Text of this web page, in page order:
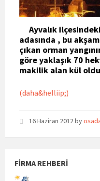
Ayvalık
adasında , bu
çıkan orman
göre yaklaşık 70
makilik alan kül
(daha&helliip;)
16 Haziran 2012by
FIRMA REHBERI